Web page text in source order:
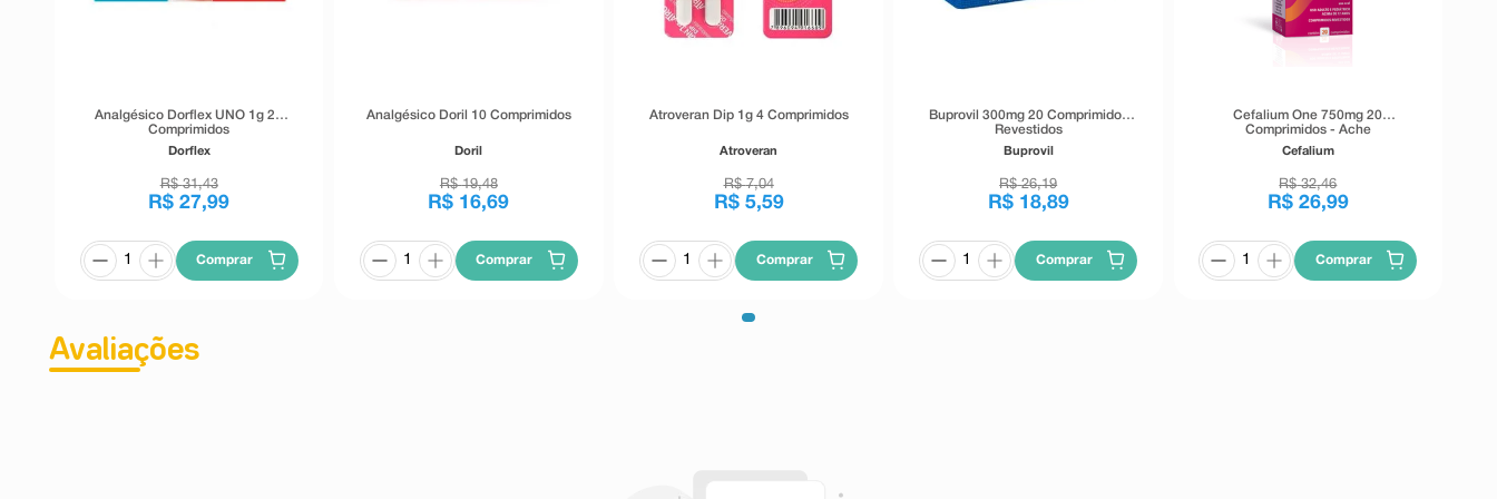
Analgésico Dorflex UNO 1g 20
Comprimidos
Dorflex
R$ 31,43
R$ 27,99
Comprar
Analgésico Doril 10 Comprimidos
Doril
R$ 19,48
R$ 16,69
Comprar
Atroveran Dip 1g 4 Comprimidos
Atroveran
R$ 7,04
R$ 5,59
Comprar
Buprovil 300mg 20 Comprimidos
Revestidos
Buprovil
R$ 26,19
R$ 18,89
Comprar
Cefalium One 750mg 20
Comprimidos - Ache
Cefalium
R$ 32,46
R$ 26,99
Comprar
Avaliações